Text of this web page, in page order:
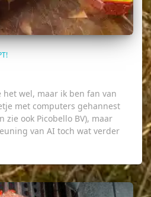
wel, maar ik ben fan van
met computers gehannest
zie ook Picobello BV), maar
van AI toch wat verder